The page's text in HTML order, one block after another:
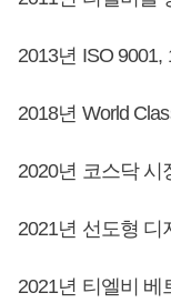
2013년 ISO
2018년 World
2020년 코스닥 시
2021년 선도형
2021년 티엘비 베